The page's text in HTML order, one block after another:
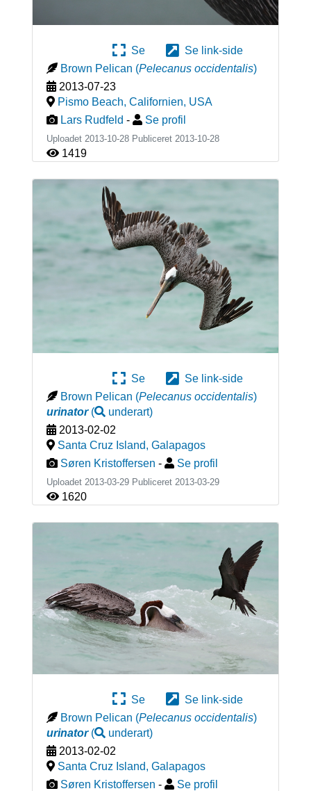
Se
Se link-side
Brown Pelican (Pelecanus occidentalis)
2013-07-23
Pismo Beach, Californien, USA
Lars Rudfeld - Se profil
Uploadet 2013-10-28 Publiceret 2013-10-28
1419
Se
Se link-side
Brown Pelican (Pelecanus occidentalis)
urinator( underart)
2013-02-02
Santa Cruz Island, Galapagos
Søren Kristoffersen - Se profil
Uploadet 2013-03-29 Publiceret 2013-03-29
1620
Se
Se link-side
Brown Pelican (Pelecanus occidentalis)
urinator( underart)
2013-02-02
Santa Cruz Island, Galapagos
Søren Kristoffersen - Se profil